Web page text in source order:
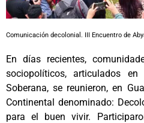
Comunicación decolonial. III Encuentro de
En días recientes,
sociopolíticos, articulados
Soberana, se reunieron, en
Continental denominado:
para el buen vivir.